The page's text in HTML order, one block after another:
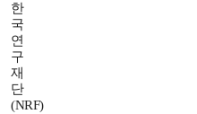
한
국
연
구
재
단
(NRF)